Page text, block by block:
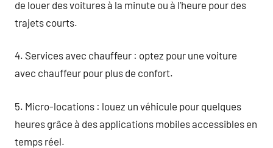
de louer des voitures à la minute ou à l’heure pour des
trajets courts.
4. Services avec chauffeur : optez pour une voiture
avec chauffeur pour plus de confort.
5. Micro-locations : louez un véhicule pour quelques
heures grâce à des applications mobiles accessibles en
temps réel.